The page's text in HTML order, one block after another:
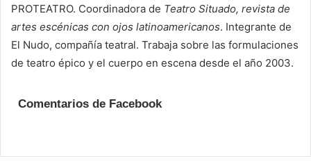
PROTEATRO. Coordinadora de Teatro Situado, revista de
artes escénicas con ojos latinoamericanos. Integrante de
El Nudo, compañía teatral. Trabaja sobre las formulaciones
de teatro épico y el cuerpo en escena desde el año 2003.
Comentarios de Facebook